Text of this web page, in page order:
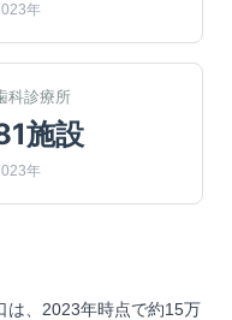
年
科診療所
施設
年
は、2023年時点で約15万